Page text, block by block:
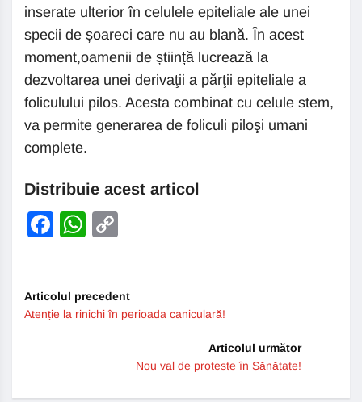
inserate ulterior în celulele epiteliale ale unei
specii de șoareci care nu au blană. În acest
moment,oamenii de știință lucrează la
dezvoltarea unei derivaţii a părţii epiteliale a
foliculului pilos. Acesta combinat cu celule stem,
va permite generarea de foliculi piloşi umani
complete.
Distribuie acest articol
Facebook
WhatsApp
Articolul precedent
Atenție la rinichi în perioada caniculară!
Articolul următor
Nou val de proteste în Sănătate!